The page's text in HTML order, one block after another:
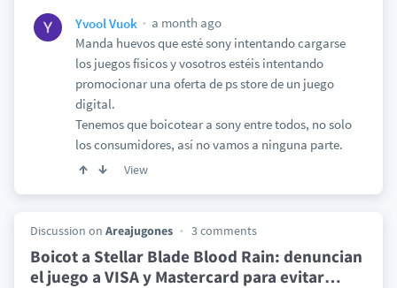
Yvool Vuok
a month ago
Manda huevos que esté sony intentando cargarse
los juegos físicos y vosotros estéis intentando
promocionar una oferta de ps store de un juego
digital.
Tenemos que boicotear a sony entre todos, no solo
los consumidores, así no vamos a ninguna parte.
View
Discussion on Areajugones 3 comments
Boicot a Stellar Blade Blood Rain: denuncian
el juego a VISA y Mastercard para evitar…